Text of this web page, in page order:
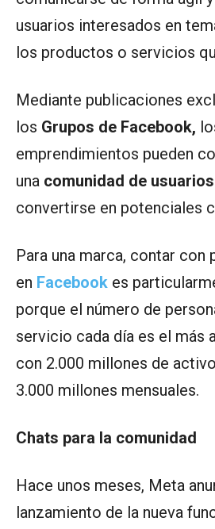
usuarios interesados en
los productos o servicios
Mediante publicaciones
los Grupos de Facebook,
emprendimientos pueden
una comunidad de usuarios
convertirse en potenciales
Para una marca, contar con
en Facebook es
porque el número de
servicio cada día es el más
con 2.000 millones de
3.000 millones mensuales.
Chats para la comunidad
Hace unos meses, Meta
lanzamiento de la nueva